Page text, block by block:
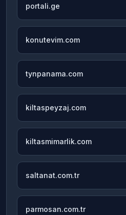
portali.ge
konutevim.com
tynpanama.com
kiltaspeyzaj.com
kiltasmimarlik.com
saltanat.com.tr
parmosan.com.tr